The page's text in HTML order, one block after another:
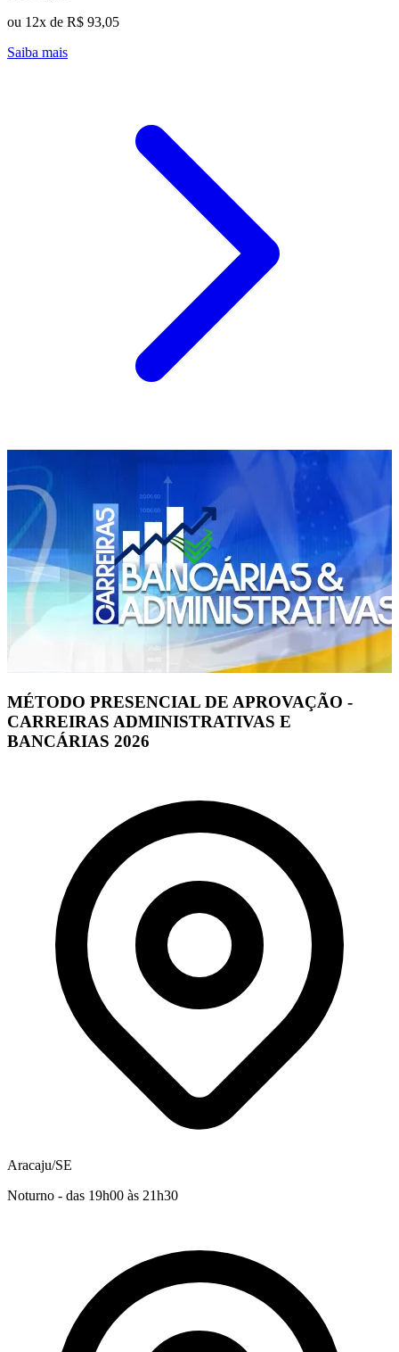
ou 12x de R$ 93,05
Saiba mais
MÉTODO PRESENCIAL DE APROVAÇÃO -
CARREIRAS ADMINISTRATIVAS E
BANCÁRIAS 2026
Aracaju/SE
Noturno - das 19h00 às 21h30